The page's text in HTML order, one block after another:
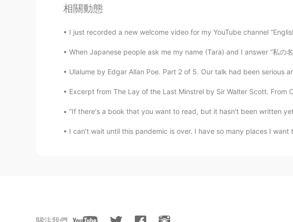
Cuando era pequeña mi "sweet treat" favorito era
Cuando era pequeña mi "sweet treat" favorito eran
Mi maestra de guardería siempre recompensaba
ellas.
Sólo digamos que yo era la másbieneducada de
相關動態
I just recorded a new welcome video for my YouTube channel
When Japanese people ask me my name (Tara) and I answer “私の名
Ulalume by Edgar Allan Poe. Part 2 of 5. Our talk had been serious
Excerpt from The Lay of the Last Minstrel by Sir Walter Scott. From
“If there's a book that you want to read, but it hasn't been written
I can't wait until this pandemic is over. I have so many places I